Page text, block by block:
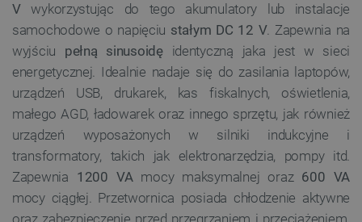
Vwykorzystując do tego akumulatory lub instalacje
samochodowe o napięciu stałym DC 12 V. Zapewnia na
wyjściu pełną sinusoidę identyczną jaka jest w sieci
energetycznej. Idealnie nadaje się do zasilania laptopów,
urządzeń USB, drukarek, kas fiskalnych, oświetlenia,
małego AGD, ładowarek oraz innego sprzętu, jak również
urządzeń wyposażonych w silniki indukcyjne i
transformatory, takich jak elektronarzędzia, pompy itd.
Zapewnia 1200 VAmocy maksymalnej oraz 600 VA
mocy ciągłej. Przetwornica posiada chłodzenie aktywne